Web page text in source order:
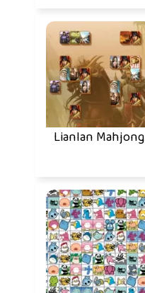
Lianlan Mahjong